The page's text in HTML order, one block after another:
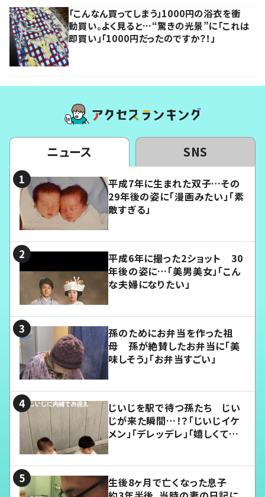
「こんなん買ってしまう」1000円の浴衣を衝
動買い。よく見ると…“驚きの光景”に「これは
即買い」「1000円だったのですか？！」
ニュース SNS
平成7年に生まれた双子…その
29年後の姿に「漫画みたい」「素
敵すぎる」
平成6年に撮った2ショット 30
年後の姿に…「美男美女」「こん
な夫婦になりたい」
孫のためにお弁当を作った祖
母 孫が絶賛したお弁当に「美
味しそう」「お弁当すごい」
じいじを駅で待つ孫たち じい
じが来た瞬間…！？「じいじイケ
メン」「デレッデレ」「嬉しくて可
生後8ヶ月で亡くなった息子